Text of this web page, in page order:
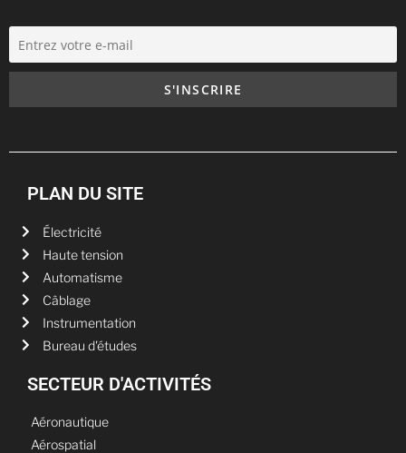
PLAN DU SITE
Électricité
Haute tension
Automatisme
Câblage
Instrumentation
Bureau d'études
SECTEUR D'ACTIVITÉS
Aéronautique
Aérospatial